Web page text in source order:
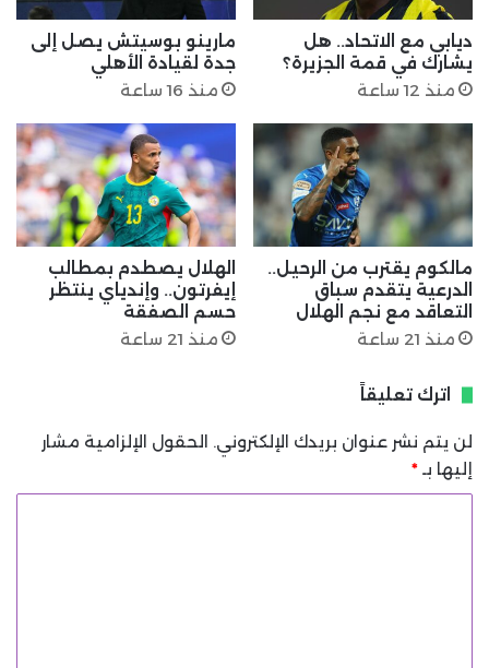
ديابي مع الاتحاد.. هل
يشارك في قمة الجزيرة؟
منذ 12 ساعة
مارينو بوسيتش يصل إلى
جدة لقيادة الأهلي
منذ 16 ساعة
مالكوم يقترب من الرحيل..
الدرعية يتقدم سباق
التعاقد مع نجم الهلال
منذ 21 ساعة
الهلال يصطدم بمطالب
إيفرتون.. وإندياي ينتظر
حسم الصفقة
منذ 21 ساعة
اترك تعليقاً
لن يتم نشر عنوان بريدك الإلكتروني. الحقول الإلزامية مشار
إليها بـ *